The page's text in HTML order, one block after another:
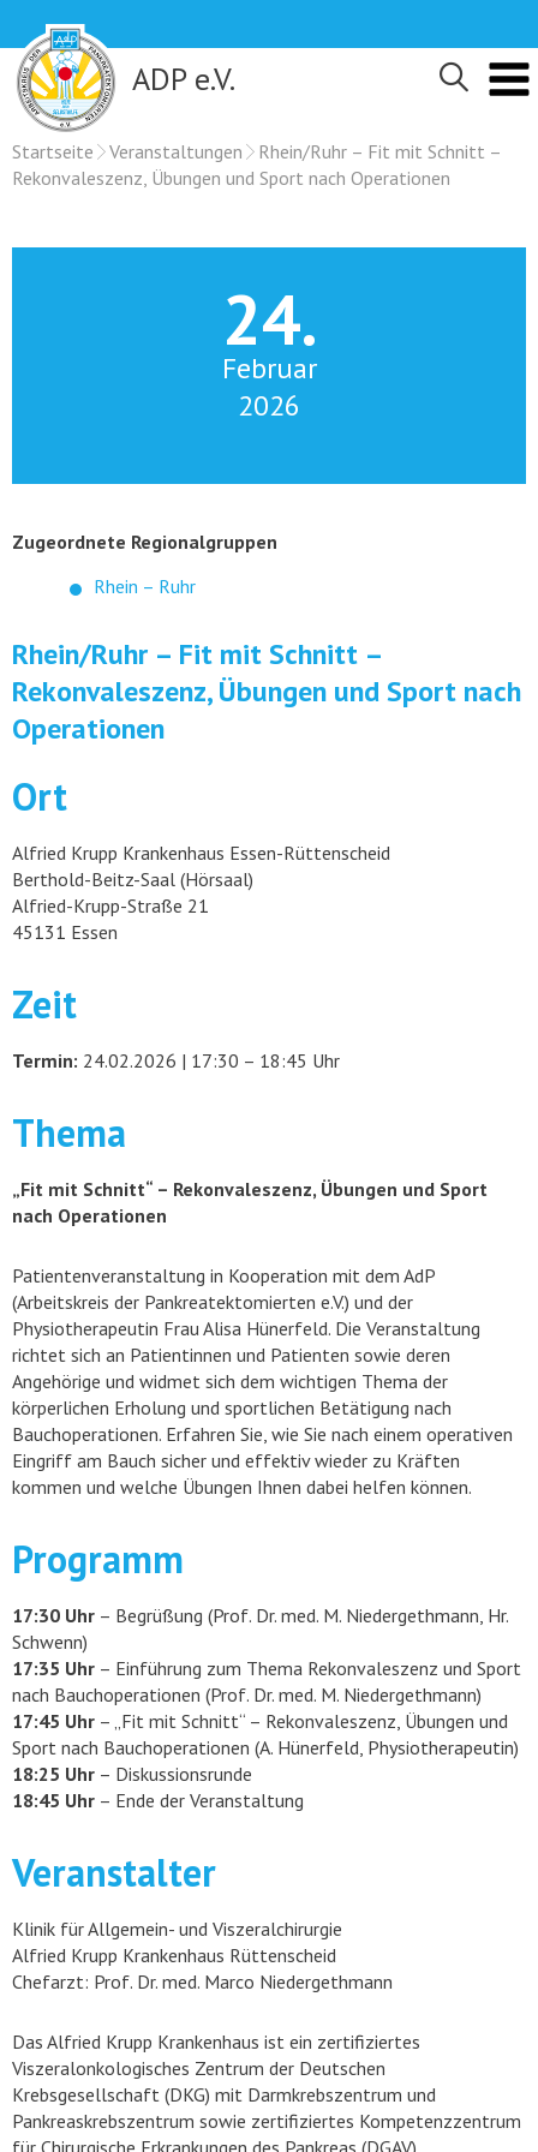
content
ADP e.V.
Startseite Veranstaltungen
Rhein/Ruhr – Fit mit Schnitt –
Rekonvaleszenz, Übungen und Sport nach Operationen
24.
Februar
2026
Zugeordnete Regionalgruppen
Rhein – Ruhr
Rhein/Ruhr – Fit mit Schnitt –
Rekonvaleszenz, Übungen und Sport nach
Operationen
Ort
Alfried Krupp Krankenhaus Essen-Rüttenscheid
Berthold-Beitz-Saal (Hörsaal)
Alfried-Krupp-Straße 21
45131 Essen
Zeit
Termin: 24.02.2026 | 17:30 – 18:45 Uhr
Thema
„Fit mit Schnitt“ – Rekonvaleszenz, Übungen und Sport
nach Operationen
Patientenveranstaltung in Kooperation mit dem AdP
(Arbeitskreis der Pankreatektomierten e.V.) und der
Physiotherapeutin Frau Alisa Hünerfeld. Die Veranstaltung
richtet sich an Patientinnen und Patienten sowie deren
Angehörige und widmet sich dem wichtigen Thema der
körperlichen Erholung und sportlichen Betätigung nach
Bauchoperationen. Erfahren Sie, wie Sie nach einem operativen
Eingriff am Bauch sicher und effektiv wieder zu Kräften
kommen und welche Übungen Ihnen dabei helfen können.
Programm
17:30 Uhr – Begrüßung (Prof. Dr. med. M. Niedergethmann, Hr.
Schwenn)
17:35 Uhr – Einführung zum Thema Rekonvaleszenz und Sport
nach Bauchoperationen (Prof. Dr. med. M. Niedergethmann)
17:45 Uhr – „Fit mit Schnitt“ – Rekonvaleszenz, Übungen und
Sport nach Bauchoperationen (A. Hünerfeld, Physiotherapeutin)
18:25 Uhr – Diskussionsrunde
18:45 Uhr – Ende der Veranstaltung
Veranstalter
Klinik für Allgemein- und Viszeralchirurgie
Alfried Krupp Krankenhaus Rüttenscheid
Chefarzt: Prof. Dr. med. Marco Niedergethmann
Das Alfried Krupp Krankenhaus ist ein zertifiziertes
Viszeralonkologisches Zentrum der Deutschen
Krebsgesellschaft (DKG) mit Darmkrebszentrum und
Pankreaskrebszentrum sowie zertifiziertes Kompetenzzentrum
für Chirurgische Erkrankungen des Pankreas (DGAV).